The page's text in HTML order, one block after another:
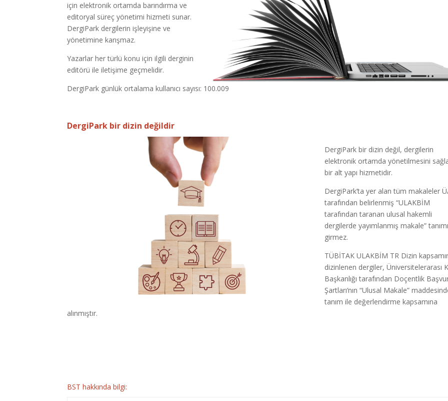
için elektronik ortamda barındırma ve
editoryal süreç yönetimi hizmeti sunar.
DergiPark dergilerin işleyişine ve
yönetimine karışmaz.
Yazarlar her türlü konu için ilgili derginin
editörü ile iletişime geçmelidir.
DergiPark günlük ortalama kullanıcı sayısı: 100.009
DergiPark bir dizin değildir
DergiPark bir dizin değil, dergilerin
elektronik ortamda yönetilmesini
bir alt yapı hizmetidir.
DergiPark’ta yer alan tüm makaleler
tarafından belirlenmiş “ULAKBİM
tarafından taranan ulusal hakemli
dergilerde yayımlanmış makale”
girmez.
TÜBİTAK ULAKBİM TR Dizin
dizinlenen dergiler, Üniversitelerarası
Başkanlığı tarafından Doçentlik
Şartları‘nın “Ulusal Makale”
tanım ile değerlendirme kapsamına
alınmıştır.
BST hakkında bilgi: